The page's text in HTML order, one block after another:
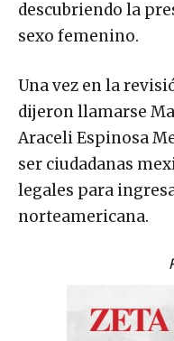
descubriendo la
sexo femenino.
Una vez en la
dijeron llamarse
Araceli Espinosa
ser ciudadanas
legales para
norteamericana.